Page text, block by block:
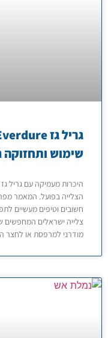
שימוש ותחזוקה
הצלייה בפועל. המאמר
חשובים וטיפים מעשיים
צלייה ישראלים המחפשים
מודרני למרפסת או לחצר